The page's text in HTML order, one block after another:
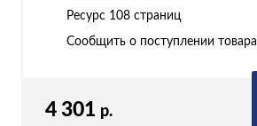
4 301 р.
Ресурс 108 страниц
Сообщить о поступлении товара